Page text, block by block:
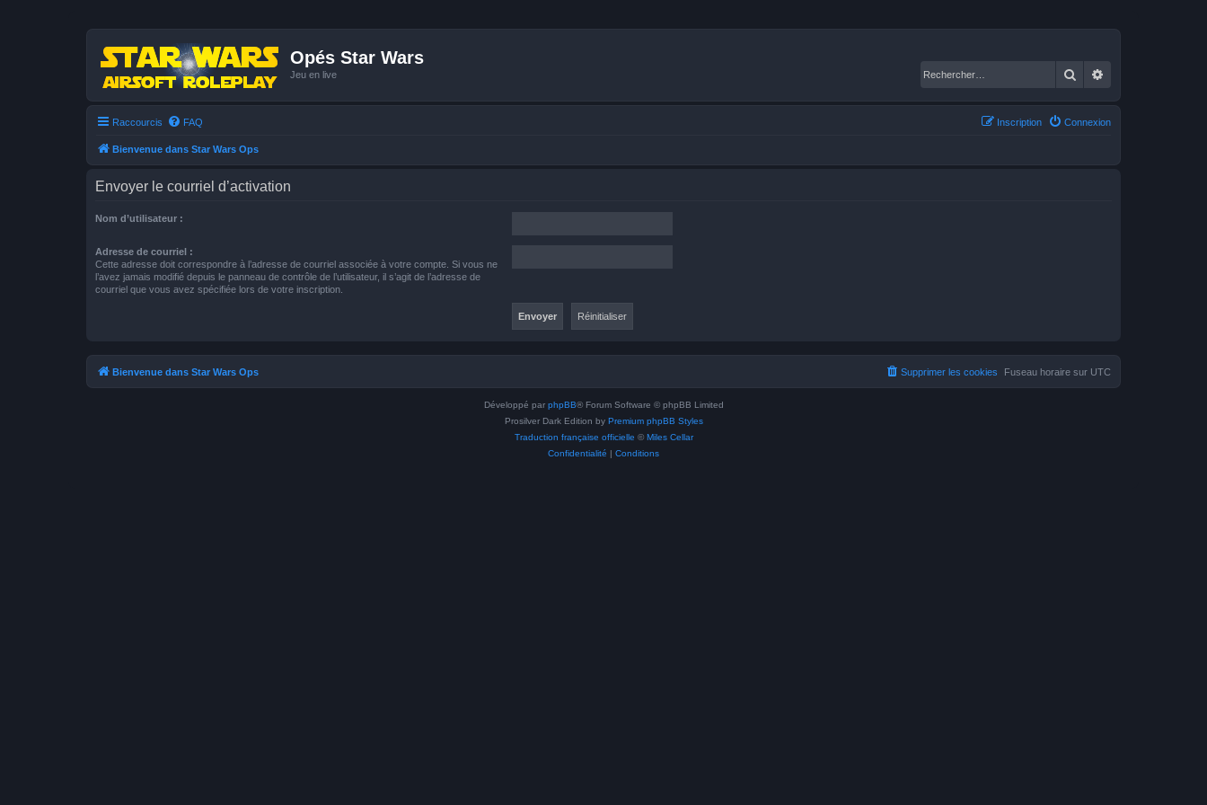
Opés Star Wars
Jeu en live Rechercher
Raccourcis FAQ Connexion
Inscription
Bienvenue dans Star Wars Ops
Envoyer le courriel d’activation
Nom d’utilisateur :
Adresse de courriel :
Cette adresse doit correspondre à l’adresse de courriel associée à votre compte. Si vous ne
l’avez jamais modifié depuis le panneau de contrôle de l’utilisateur, il s’agit de l’adresse de
courriel que vous avez spécifiée lors de votre inscription.
Bienvenue dans Star Wars Ops Fuseau horaire sur UTC
Supprimer les cookies
Développé par phpBB® Forum Software © phpBB Limited
Prosilver Dark Edition by Premium phpBB Styles
Traduction française officielle © Miles Cellar
Confidentialité | Conditions